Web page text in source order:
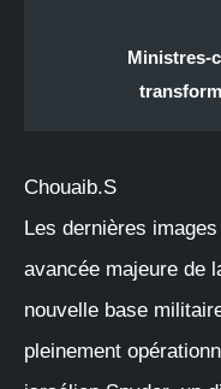
Ministres-
Chouaib.S
Les dernières
avancée majeure de
nouvelle base
pleinement